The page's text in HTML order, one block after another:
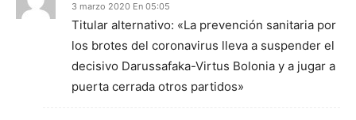
3 marzo 2020 En 05:05
Titular alternativo: «La prevención sanitaria por
los brotes del coronavirus lleva a suspender el
decisivo Darussafaka-Virtus Bolonia y a jugar a
puerta cerrada otros partidos»